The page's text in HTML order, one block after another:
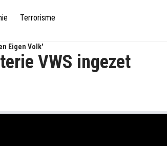
Terrorisme
Eigen Volk'
VWS ingezet